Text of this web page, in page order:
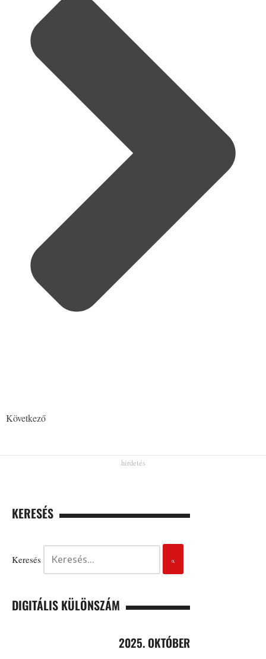
Következő
KERESÉS
Keresés
DIGITÁLIS KÜLÖNSZÁM
2025. OKTÓBER